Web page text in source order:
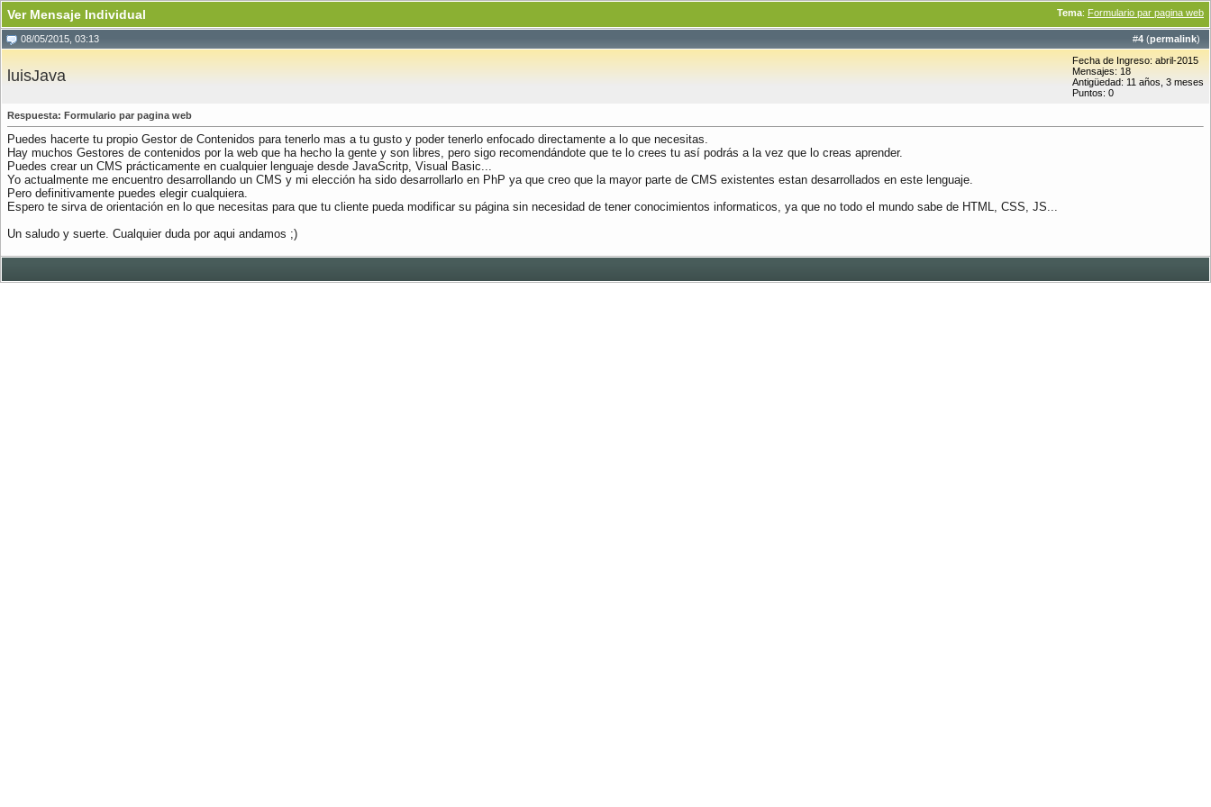
Tema: Formulario par pagina web
Ver Mensaje Individual
#4 (permalink)
08/05/2015, 03:13
luisJava
Fecha de Ingreso: abril-2015
Mensajes: 18
Antigüedad: 11 años, 3 meses
Puntos: 0
Respuesta: Formulario par pagina web
Puedes hacerte tu propio Gestor de Contenidos para tenerlo mas a tu gusto y poder tenerlo enfocado directamente a lo que necesitas.
Hay muchos Gestores de contenidos por la web que ha hecho la gente y son libres, pero sigo recomendándote que te lo crees tu así podrás a la vez que lo creas aprender.
Puedes crear un CMS prácticamente en cualquier lenguaje desde JavaScritp, Visual Basic...
Yo actualmente me encuentro desarrollando un CMS y mi elección ha sido desarrollarlo en PhP ya que creo que la mayor parte de CMS existentes estan desarrollados en este lenguaje.
Pero definitivamente puedes elegir cualquiera.
Espero te sirva de orientación en lo que necesitas para que tu cliente pueda modificar su página sin necesidad de tener conocimientos informaticos, ya que no todo el mundo sabe de HTML, CSS, JS...
Un saludo y suerte. Cualquier duda por aqui andamos ;)